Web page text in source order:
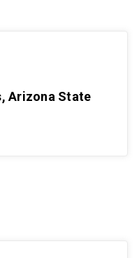
Arizona State